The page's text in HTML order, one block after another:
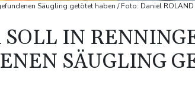
Säugling getötet haben / Foto: Daniel ROLAND
IN
SÄUGLING